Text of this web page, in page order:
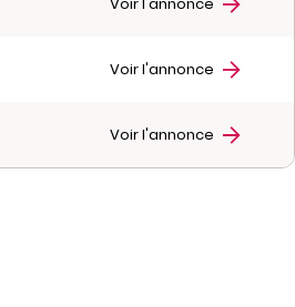
Voir l'annonce
Voir l'annonce